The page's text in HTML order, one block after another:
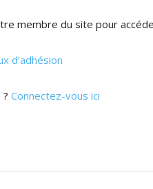
membre du site pour
d’adhésion
Connectez-vous ici